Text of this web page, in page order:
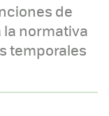
de
normativa
temporales